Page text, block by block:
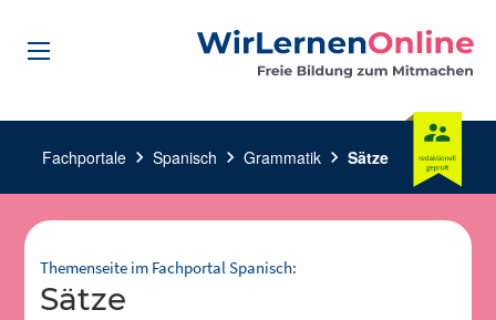
Fachportale chevron_right Spanisch chevron_right Grammatik chevron_right Sätze
Themenseite im Fachportal Spanisch:
Sätze